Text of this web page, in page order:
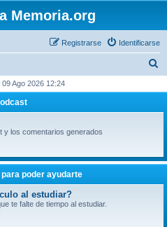
Memoria.org
Identificarse
Registrarse
c
Ago 2026 12:24
y los comentarios generados
poder ayudarte
al estudiar?
te falte de tiempo al estudiar.